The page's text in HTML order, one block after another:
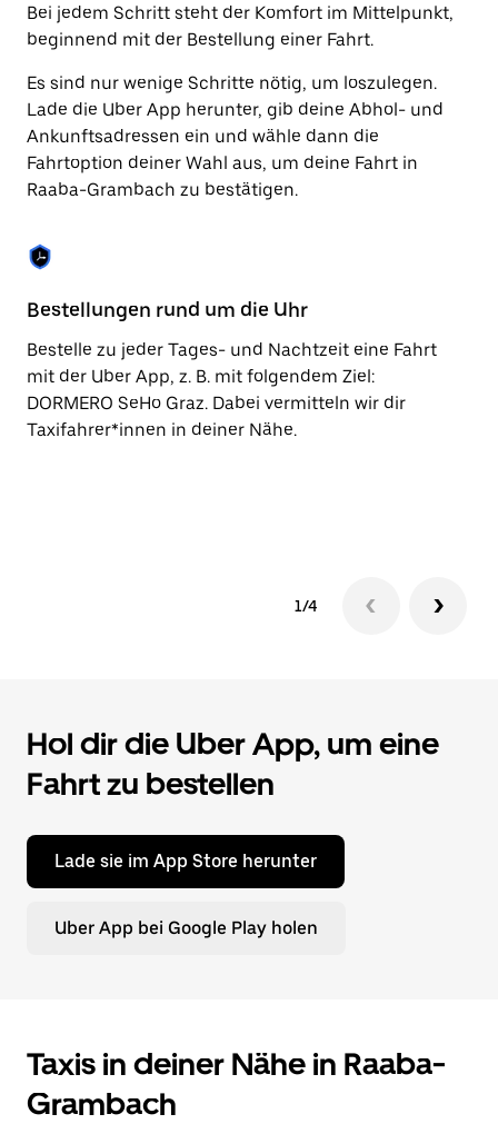
Escape-
Taste,
den
Kalender
zu
schließen.
Bei jedem Schritt steht der Komfort im Mittelpunkt,
beginnend mit der Bestellung einer Fahrt.
Es sind nur wenige Schritte nötig, um loszulegen.
Lade die Uber App herunter, gib deine Abhol- und
Ankunftsadressen ein und wähle dann die
Fahrtoption deiner Wahl aus, um deine Fahrt in
Raaba-Grambach zu bestätigen.
Bestellungen rund um die Uhr
Bestelle zu jeder Tages- und Nachtzeit eine Fahrt
mit der Uber App, z. B. mit folgendem Ziel:
DORMERO SeHo Graz. Dabei vermitteln wir dir
Taxifahrer*innen in deiner Nähe.
1/4
Hol dir die Uber App, um eine
Fahrt zu bestellen
Lade sie im App Store herunter
Uber App bei Google Play holen
Taxis in deiner Nähe in Raaba-
Grambach